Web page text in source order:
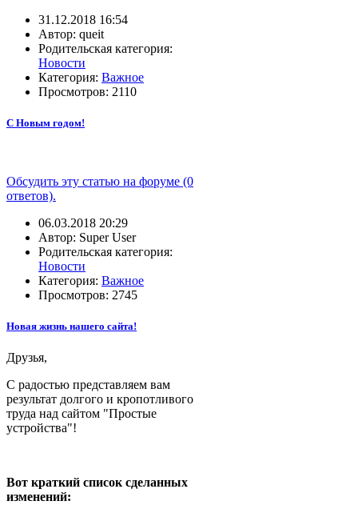
31.12.2018 16:54
Автор: queit
Родительская категория:
Новости
Категория: Важное
Просмотров: 2110
С Новым годом!
Обсудить эту статью на форуме (0
ответов).
06.03.2018 20:29
Автор: Super User
Родительская категория:
Новости
Категория: Важное
Просмотров: 2745
Новая жизнь нашего сайта!
Друзья,
С радостью представляем вам
результат долгого и кропотливого
труда над сайтом "Простые
устройства"!
Вот краткий список сделанных
изменений: